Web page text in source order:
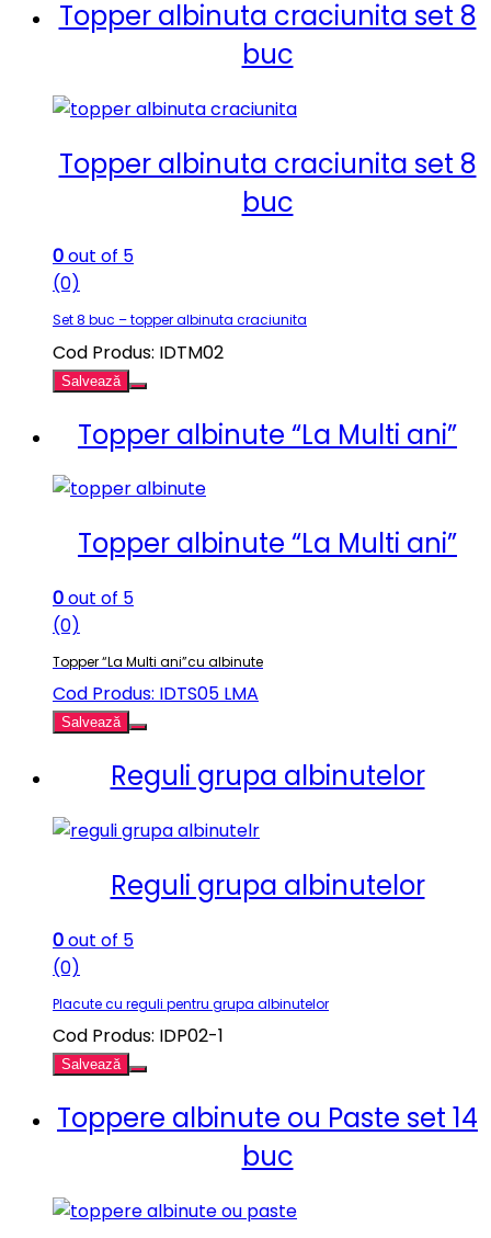
Topper albinuta craciunita set 8
buc
Topper albinuta craciunita set 8
buc
0out of 5
(0)
Set 8 buc – topper albinuta craciunita
Cod Produs: IDTM02
Salvează
Topper albinute “La Multi ani”
Topper albinute “La Multi ani”
0out of 5
(0)
Topper “La Multi ani”cu albinute
Cod Produs: IDTS05 LMA
Salvează
Reguli grupa albinutelor
Reguli grupa albinutelor
0out of 5
(0)
Placute cu reguli pentru grupa albinutelor
Cod Produs: IDP02-1
Salvează
Toppere albinute ou Paste set 14
buc